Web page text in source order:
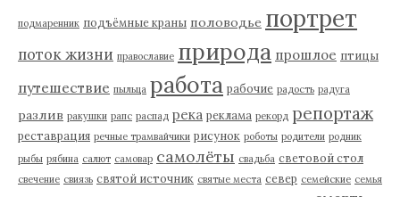
подмаренник подъёмные краны половодье портрет
поток жизни православие природа прошлое птицы
путешествие пыльца работа рабочие радость радуга
разлив ракушки рапс распад река реклама рекорд репортаж
реставрация речные трамвайчики рисунок роботы родители родник
рыбы рябина салют самовар самолёты свадьба световой стол
свечение свиязь святой источник святые места север семейские семья